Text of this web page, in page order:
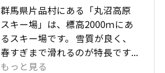
群馬県片品村にある「丸沼高原
スキー場」は、標高2000ｍにあ
るスキー場です。 雪質が良く、
春すぎまで滑れるのが特長です...
もっと見る